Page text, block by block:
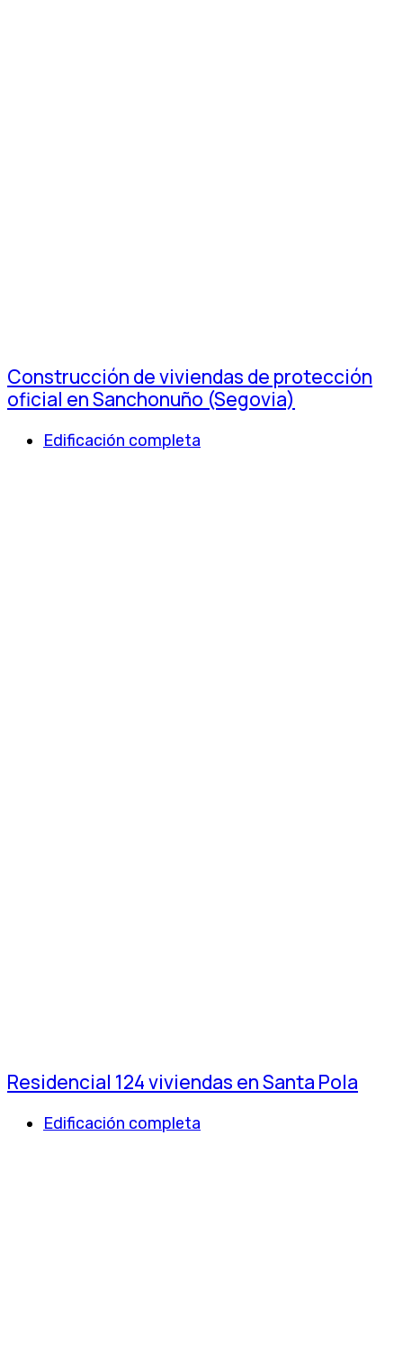
Construcción de viviendas de protección
oficial en Sanchonuño (Segovia)
Edificación completa
Residencial 124 viviendas en Santa Pola
Edificación completa